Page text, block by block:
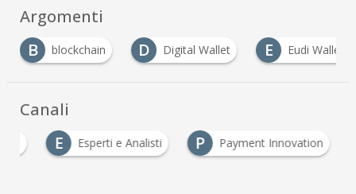
Argomenti
B
blockchain D Digital Wallet E Eudi Wallet
Canali
E Esperti e Analisti P Payment Innovation